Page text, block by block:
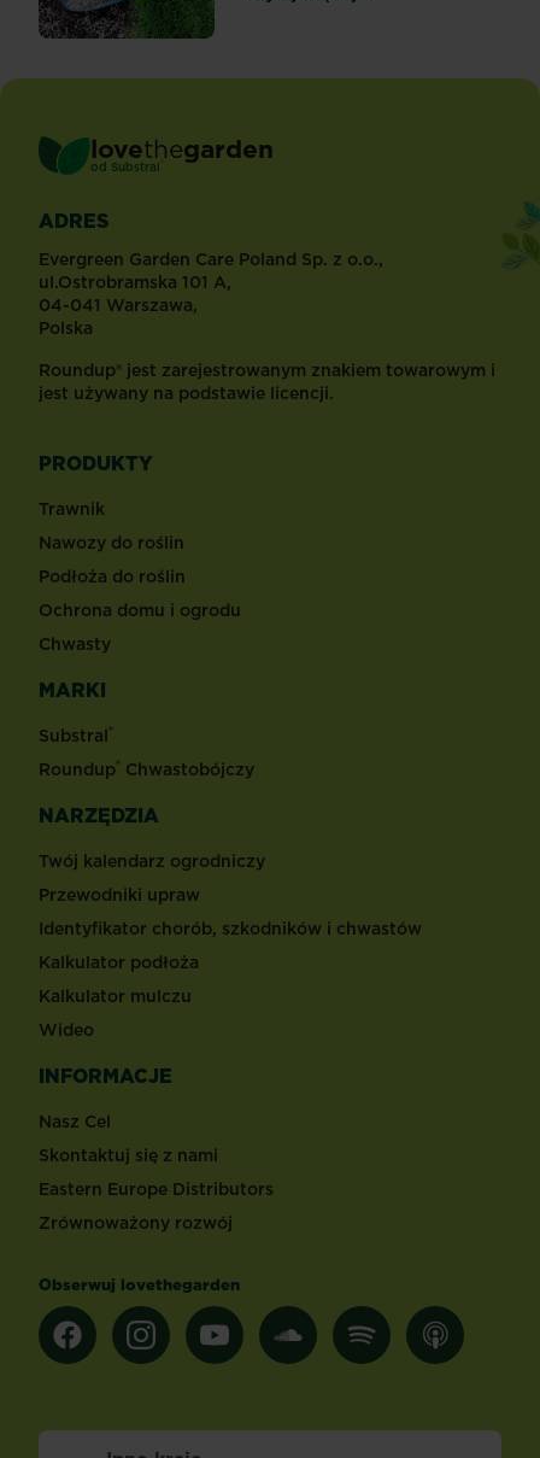
lovethegarden
od Substral ®
ADRES
Evergreen Garden Care Poland Sp. z o.o.,
ul.Ostrobramska 101 A,
04-041 Warszawa,
Polska
Roundup® jest zarejestrowanym znakiem towarowym i
jest używany na podstawie licencji.
PRODUKTY
Trawnik
Nawozy do roślin
Podłoża do roślin
Ochrona domu i ogrodu
Chwasty
MARKI
Substral®
Roundup® Chwastobójczy
NARZĘDZIA
Twój kalendarz ogrodniczy
Przewodniki upraw
Identyfikator chorób, szkodników i chwastów
Kalkulator podłoża
Kalkulator mulczu
Wideo
INFORMACJE
Nasz Cel
Skontaktuj się z nami
Eastern Europe Distributors
Zrównoważony rozwój
Obserwuj lovethegarden